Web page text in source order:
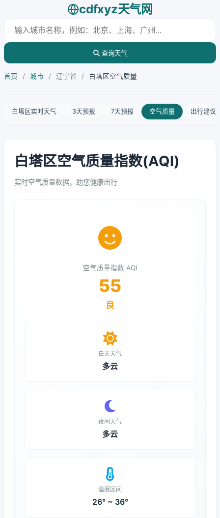
cdfxyz天气网
查询天气
首页 / 城市 / 辽宁省 / 白塔区空气质量
白塔区实时天气 3天预报 7天预报 空气质量 出行建议
白塔区空气质量指数(AQI)
实时空气质量数据，助您健康出行
空气质量指数 AQI
55
良
白天天气
多云
夜间天气
多云
温度区间
26° ~ 36°